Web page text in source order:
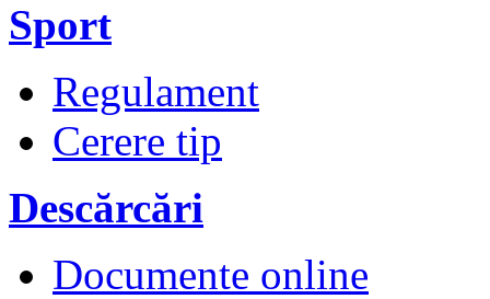
Sport
Regulament
Cerere tip
Descărcări
Documente online